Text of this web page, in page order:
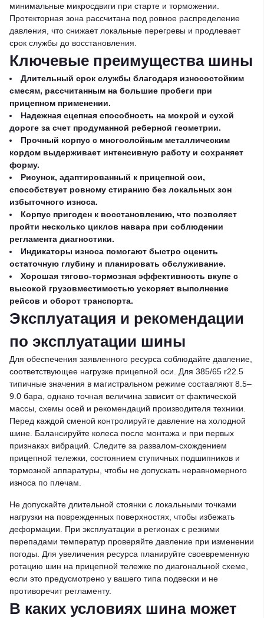
минимальные микросдвиги при старте и торможении.
Протекторная зона рассчитана под ровное распределение
давления, что снижает локальные перегревы и продлевает
срок службы до восстановления.
Ключевые преимущества шины
Длительный срок службы благодаря износостойким
смесям, рассчитанным на большие пробеги при
прицепном применении.
Надежная сцепная способность на мокрой и сухой
дороге за счет продуманной реберной геометрии.
Прочный корпус с многослойным металлическим
кордом выдерживает интенсивную работу и сохраняет
форму.
Рисунок, адаптированный к прицепной оси,
способствует ровному стиранию без локальных зон
избыточного износа.
Корпус пригоден к восстановлению, что позволяет
пройти несколько циклов навара при соблюдении
регламента диагностики.
Индикаторы износа помогают быстро оценить
остаточную глубину и планировать обслуживание.
Хорошая тягово-тормозная эффективность вкупе с
высокой грузовместимостью ускоряет выполнение
рейсов и оборот транспорта.
Эксплуатация и рекомендации
по эксплуатации шины
Для обеспечения заявленного ресурса соблюдайте давление,
соответствующее нагрузке прицепной оси. Для 385/65 r22.5
типичные значения в магистральном режиме составляют 8.5–
9.0 бара, однако точная величина зависит от фактической
массы, схемы осей и рекомендаций производителя техники.
Перед каждой сменой контролируйте давление на холодной
шине. Балансируйте колеса после монтажа и при первых
признаках вибраций. Следите за развалом-схождением
прицепной тележки, состоянием ступичных подшипников и
тормозной аппаратуры, чтобы не допускать неравномерного
износа по плечам.
Не допускайте длительной стоянки с локальными точками
нагрузки на поврежденных поверхностях, чтобы избежать
деформации. При эксплуатации в регионах с резкими
перепадами температур проверяйте давление при изменении
погоды. Для увеличения ресурса планируйте своевременную
ротацию шин на прицепной тележке по диагональной схеме,
если это предусмотрено у вашего типа подвески и не
противоречит регламенту.
В каких условиях шина может